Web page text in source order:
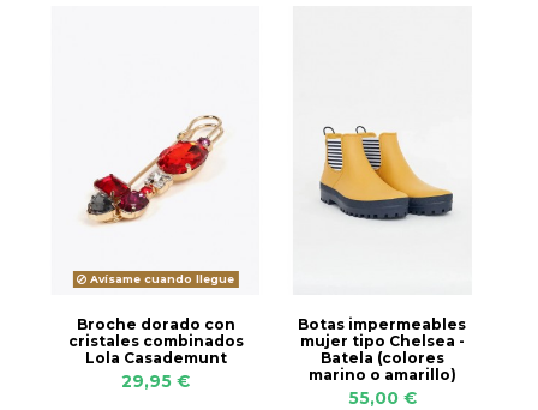
Avísame cuando llegue
Broche dorado con
cristales combinados
Lola Casademunt
29,95 €
Botas impermeables
mujer tipo Chelsea -
Batela (colores
marino o amarillo)
55,00 €